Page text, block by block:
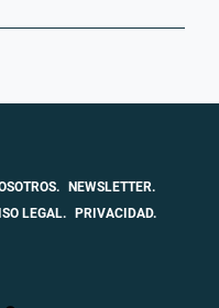
NEWSLETTER.
LEGAL.
PRIVACIDAD.